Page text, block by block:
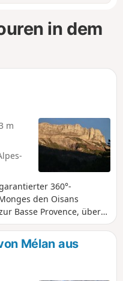
in dem
m
360°-
den Oisans
Basse Provence, über
den Dévoluy mit dem Pic
Digne usw.
Aufstieg in Richtung
Mélan aus